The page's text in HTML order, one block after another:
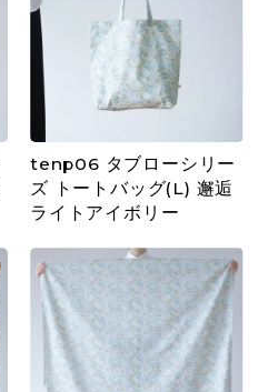
tenp06 タブローシリー
ズ トートバッグ(L) 邂逅
ライトアイボリー